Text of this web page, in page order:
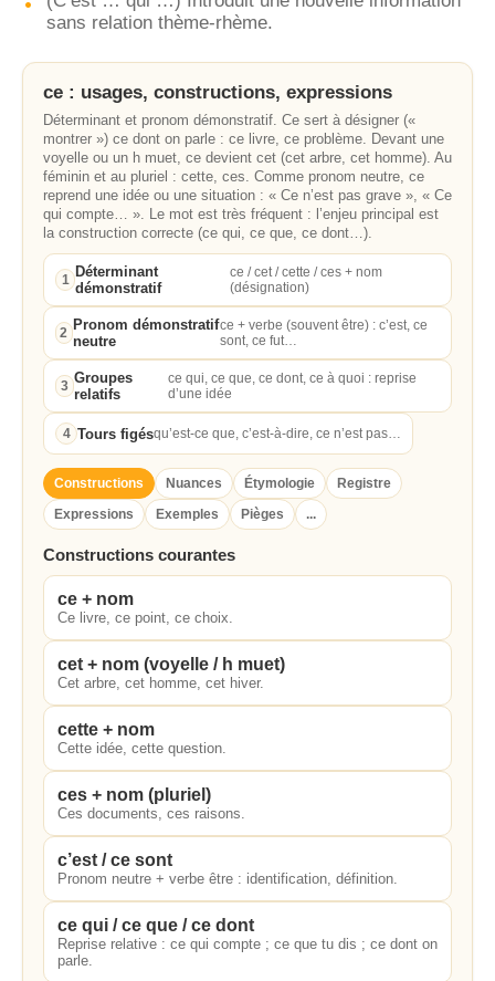
sans relation thème-rhème.
ce : usages, constructions, expressions
Déterminant et pronom démonstratif. Ce sert à désigner («
montrer ») ce dont on parle : ce livre, ce problème. Devant une
voyelle ou un h muet, ce devient cet (cet arbre, cet homme). Au
féminin et au pluriel : cette, ces. Comme pronom neutre, ce
reprend une idée ou une situation : « Ce n’est pas grave », « Ce
qui compte… ». Le mot est très fréquent : l’enjeu principal est
la construction correcte (ce qui, ce que, ce dont…).
1 Déterminant
démonstratif
ce / cet / cette / ces + nom
(désignation)
2 Pronom démonstratif
neutre
ce + verbe (souvent être) : c’est, ce
sont, ce fut…
3 Groupes
relatifs
ce qui, ce que, ce dont, ce à quoi : reprise
d’une idée
4 Tours figésqu’est‑ce que, c’est‑à‑dire, ce n’est pas…
Constructions Nuances Étymologie
Registre
Expressions
Exemples Pièges ...
Constructions courantes
ce + nom
Ce livre, ce point, ce choix.
cet + nom (voyelle / h muet)
Cet arbre, cet homme, cet hiver.
cette + nom
Cette idée, cette question.
ces + nom (pluriel)
Ces documents, ces raisons.
c’est / ce sont
Pronom neutre + verbe être : identification, définition.
ce qui / ce que / ce dont
Reprise relative : ce qui compte ; ce que tu dis ; ce dont on
parle.